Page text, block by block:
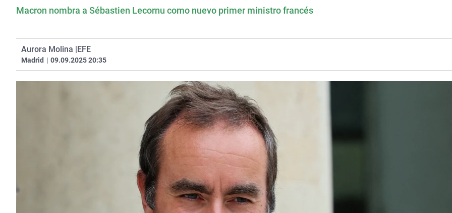
Macron nombra a Sébastien Lecornu como nuevo primer ministro francés
Aurora Molina |EFE
Madrid | 09.09.2025 20:35